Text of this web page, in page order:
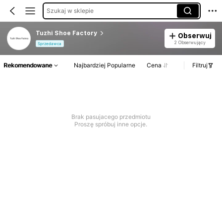
Szukaj w sklepie
Tuzhi Shoe Factory
Sprzedawca
Obserwuj
2 Obserwujący
Rekomendowane Najbardziej Popularne Cena Filtruj
Brak pasujacego przedmiotu
Proszę spróbuj inne opcje.